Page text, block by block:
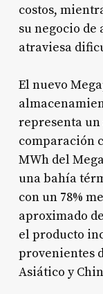
costos,
su negocio
atraviesa
El nuevo
representa un
comparación
MWh del
una bahía
con un 78%
aproximado
el producto
provenientes
Asiático y